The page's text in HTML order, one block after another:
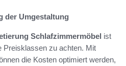
der Umgestaltung
Schlafzimmermöbel ist
Preisklassen zu achten. Mit
die Kosten optimiert werden,